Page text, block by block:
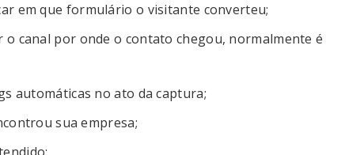
em que formulário o visitante converteu;
canal por onde o contato chegou, normalmente é
automáticas no ato da captura;
sua empresa;